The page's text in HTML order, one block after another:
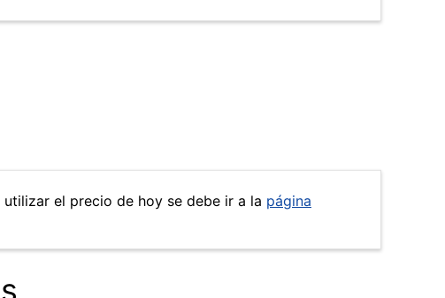
el precio de hoy se debe ir a la página